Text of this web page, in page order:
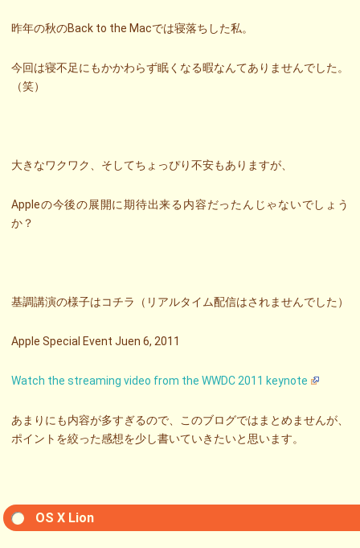
昨年の秋のBack to the Macでは寝落ちした私。
今回は寝不足にもかかわらず眠くなる暇なんてありませんでした。
（笑）
大きなワクワク、そしてちょっぴり不安もありますが、
Appleの今後の展開に期待出来る内容だったんじゃないでしょう
か？
基調講演の様子はコチラ（リアルタイム配信はされませんでした）
Apple Special Event Juen 6, 2011
Watch the streaming video from the WWDC 2011 keynote
あまりにも内容が多すぎるので、このブログではまとめませんが、
ポイントを絞った感想を少し書いていきたいと思います。
OS X Lion